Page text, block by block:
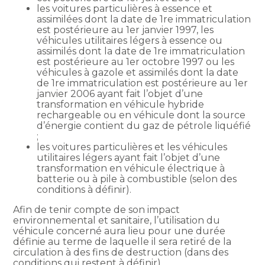
les voitures particulières à essence et
assimilées dont la date de 1re immatriculation
est postérieure au 1er janvier 1997, les
véhicules utilitaires légers à essence ou
assimilés dont la date de 1re immatriculation
est postérieure au 1er octobre 1997 ou les
véhicules à gazole et assimilés dont la date
de 1re immatriculation est postérieure au 1er
janvier 2006 ayant fait l’objet d’une
transformation en véhicule hybride
rechargeable ou en véhicule dont la source
d’énergie contient du gaz de pétrole liquéfié
;
les voitures particulières et les véhicules
utilitaires légers ayant fait l’objet d’une
transformation en véhicule électrique à
batterie ou à pile à combustible (selon des
conditions à définir).
Afin de tenir compte de son impact
environnemental et sanitaire, l’utilisation du
véhicule concerné aura lieu pour une durée
définie au terme de laquelle il sera retiré de la
circulation à des fins de destruction (dans des
conditions qui restent à définir).